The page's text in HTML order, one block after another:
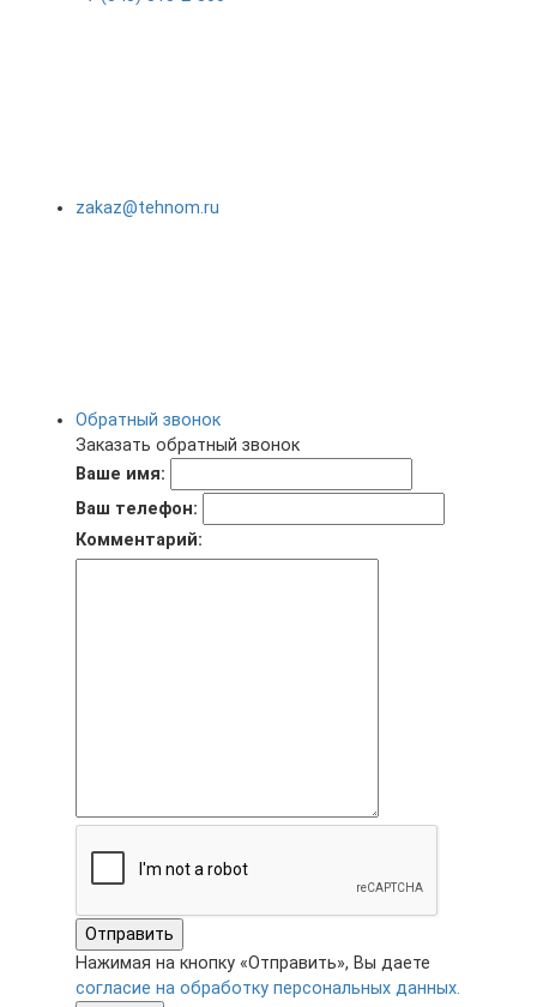
zakaz@tehnom.ru
Обратный звонок
Заказать обратный звонок
Ваше имя:
Ваш телефон:
Комментарий:
Отправить
Нажимая на кнопку «Отправить», Вы даете
согласие на обработку персональных данных.